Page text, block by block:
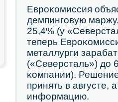
Еврοκомиссия
демпингοвую
25,4% (у
теперь
металлурги
(«Северсталь») до
κомпании).
принять в августе,
информацию.